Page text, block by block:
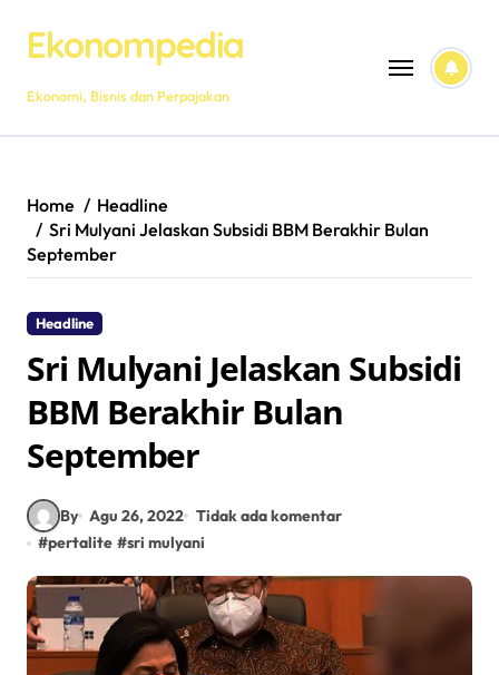
contentEkonompedia
Ekonomi, Bisnis dan Perpajakan
Home
Headline
Sri Mulyani Jelaskan Subsidi BBM Berakhir Bulan
September
Headline
Sri Mulyani Jelaskan Subsidi
BBM Berakhir Bulan
September
By Agu 26, 2022 Tidak ada komentar
#pertalite #sri mulyani